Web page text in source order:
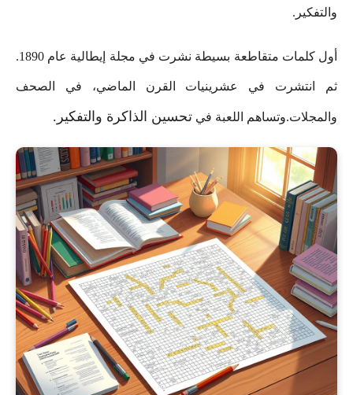
والتفكير.
أول كلمات متقاطعة بسيطة نشرت في مجلة إيطالية عام 1890.
ثم انتشرت في عشرينيات القرن الماضي، في الصحف
والمجلات.وتساهم اللعبة في تحسين الذاكرة والتفكير.